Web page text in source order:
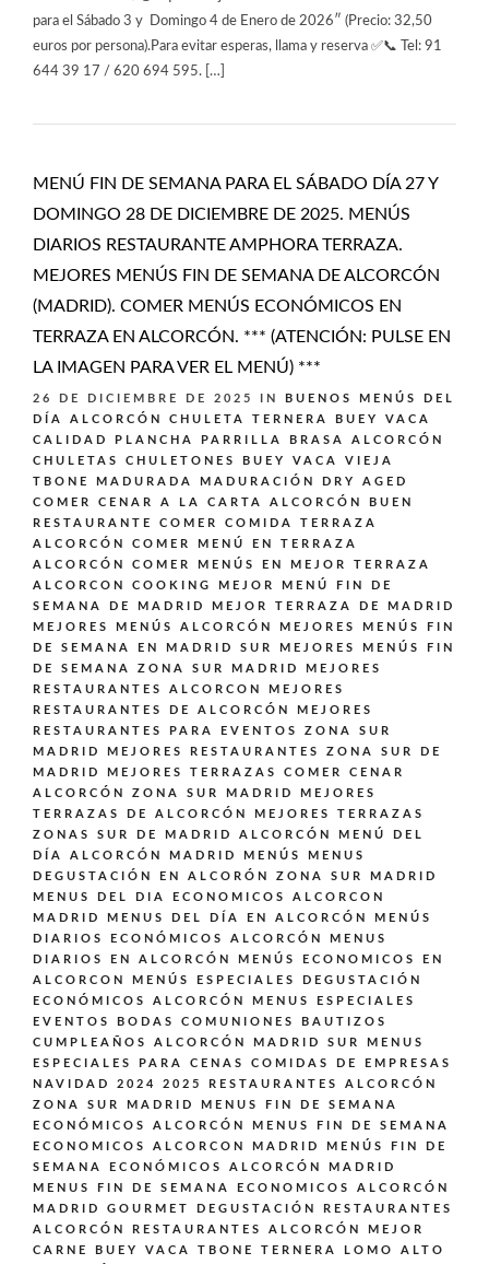
para el Sábado 3 y Domingo 4 de Enero de 2026″ (Precio: 32,50
euros por persona).Para evitar esperas, llama y reserva ✅📞 Tel: 91
644 39 17 / 620 694 595. […]
MENÚ FIN DE SEMANA PARA EL SÁBADO DÍA 27 Y
DOMINGO 28 DE DICIEMBRE DE 2025. MENÚS
DIARIOS RESTAURANTE AMPHORA TERRAZA.
MEJORES MENÚS FIN DE SEMANA DE ALCORCÓN
(MADRID). COMER MENÚS ECONÓMICOS EN
TERRAZA EN ALCORCÓN. *** (ATENCIÓN: PULSE EN
LA IMAGEN PARA VER EL MENÚ) ***
26 DE DICIEMBRE DE 2025 IN
BUENOS MENÚS DEL
DÍA ALCORCÓN
CHULETA TERNERA BUEY VACA
CALIDAD PLANCHA PARRILLA BRASA ALCORCÓN
CHULETAS CHULETONES BUEY VACA VIEJA
TBONE MADURADA MADURACIÓN DRY AGED
COMER CENAR A LA CARTA ALCORCÓN BUEN
RESTAURANTE
COMER COMIDA TERRAZA
ALCORCÓN
COMER MENÚ EN TERRAZA
ALCORCÓN
COMER MENÚS EN MEJOR TERRAZA
ALCORCON
COOKING
MEJOR MENÚ FIN DE
SEMANA DE MADRID
MEJOR TERRAZA DE MADRID
MEJORES MENÚS ALCORCÓN
MEJORES MENÚS FIN
DE SEMANA EN MADRID SUR
MEJORES MENÚS FIN
DE SEMANA ZONA SUR MADRID
MEJORES
RESTAURANTES ALCORCON
MEJORES
RESTAURANTES DE ALCORCÓN
MEJORES
RESTAURANTES PARA EVENTOS ZONA SUR
MADRID
MEJORES RESTAURANTES ZONA SUR DE
MADRID
MEJORES TERRAZAS COMER CENAR
ALCORCÓN ZONA SUR MADRID
MEJORES
TERRAZAS DE ALCORCÓN
MEJORES TERRAZAS
ZONAS SUR DE MADRID ALCORCÓN
MENÚ DEL
DÍA ALCORCÓN MADRID
MENÚS
MENUS
DEGUSTACIÓN EN ALCORÓN ZONA SUR MADRID
MENUS DEL DIA ECONOMICOS ALCORCON
MADRID
MENUS DEL DÍA EN ALCORCÓN
MENÚS
DIARIOS ECONÓMICOS ALCORCÓN
MENUS
DIARIOS EN ALCORCÓN
MENÚS ECONOMICOS EN
ALCORCON
MENÚS ESPECIALES DEGUSTACIÓN
ECONÓMICOS ALCORCÓN
MENUS ESPECIALES
EVENTOS BODAS COMUNIONES BAUTIZOS
CUMPLEAÑOS ALCORCÓN MADRID SUR
MENUS
ESPECIALES PARA CENAS COMIDAS DE EMPRESAS
NAVIDAD 2024 2025 RESTAURANTES ALCORCÓN
ZONA SUR MADRID
MENUS FIN DE SEMANA
ECONÓMICOS ALCORCÓN
MENUS FIN DE SEMANA
ECONOMICOS ALCORCON MADRID
MENÚS FIN DE
SEMANA ECONÓMICOS ALCORCÓN MADRID
MENUS FIN DE SEMANA ECONOMICOS ALCORCÓN
MADRID GOURMET DEGUSTACIÓN
RESTAURANTES
ALCORCÓN
RESTAURANTES ALCORCÓN MEJOR
CARNE BUEY VACA TBONE TERNERA LOMO ALTO